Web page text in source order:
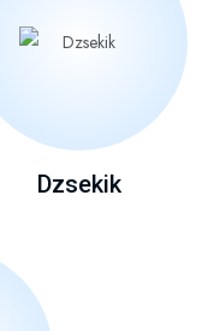
Dzsekik